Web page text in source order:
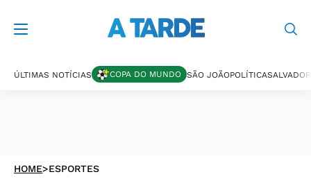
ÚLTIMAS NOTÍCIAS COPA DO MUNDO SÃO JOÃOPOLÍTICASALVADOR
HOME>ESPORTES